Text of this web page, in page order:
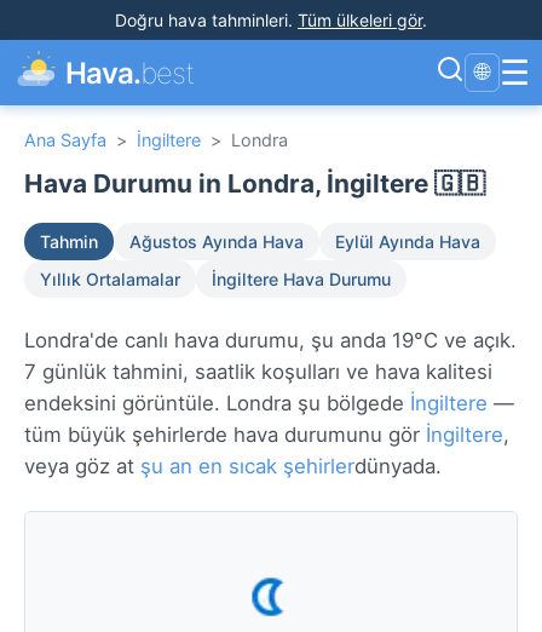
Doğru hava tahminleri. Tüm ülkeleri gör.
Hava.best 🌐 ☰
Ana Sayfa > İngiltere > Londra
Hava Durumu in Londra, İngiltere 🇬🇧
Tahmin Ağustos Ayında Hava
Eylül Ayında Hava
Yıllık Ortalamalar
İngiltere Hava Durumu
Londra'de canlı hava durumu, şu anda 19°C ve açık.
7 günlük tahmini, saatlik koşulları ve hava kalitesi
endeksini görüntüle. Londra şu bölgede İngiltere —
tüm büyük şehirlerde hava durumunu gör İngiltere,
veya göz at şu an en sıcak şehirlerdünyada.